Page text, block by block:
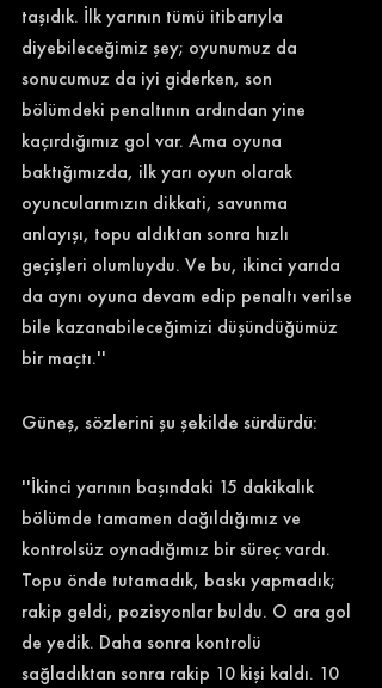
taşıdık. İlk yarının tümü itibarıyla
diyebileceğimiz şey; oyunumuz da
sonucumuz da iyi giderken, son
bölümdeki penaltının ardından yine
kaçırdığımız gol var. Ama oyuna
baktığımızda, ilk yarı oyun olarak
oyuncularımızın dikkati, savunma
anlayışı, topu aldıktan sonra hızlı
geçişleri olumluydu. Ve bu, ikinci yarıda
da aynı oyuna devam edip penaltı verilse
bile kazanabileceğimizi düşündüğümüz
bir maçtı.''
Güneş, sözlerini şu şekilde sürdürdü:
''İkinci yarının başındaki 15 dakikalık
bölümde tamamen dağıldığımız ve
kontrolsüz oynadığımız bir süreç vardı.
Topu önde tutamadık, baskı yapmadık;
rakip geldi, pozisyonlar buldu. O ara gol
de yedik. Daha sonra kontrolü
sağladıktan sonra rakip 10 kişi kaldı. 10